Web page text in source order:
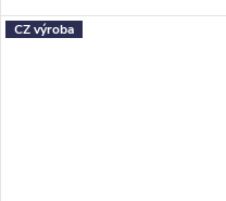
vysoké, pohodlné spaní a velký
úložný prostor.
CZ výroba